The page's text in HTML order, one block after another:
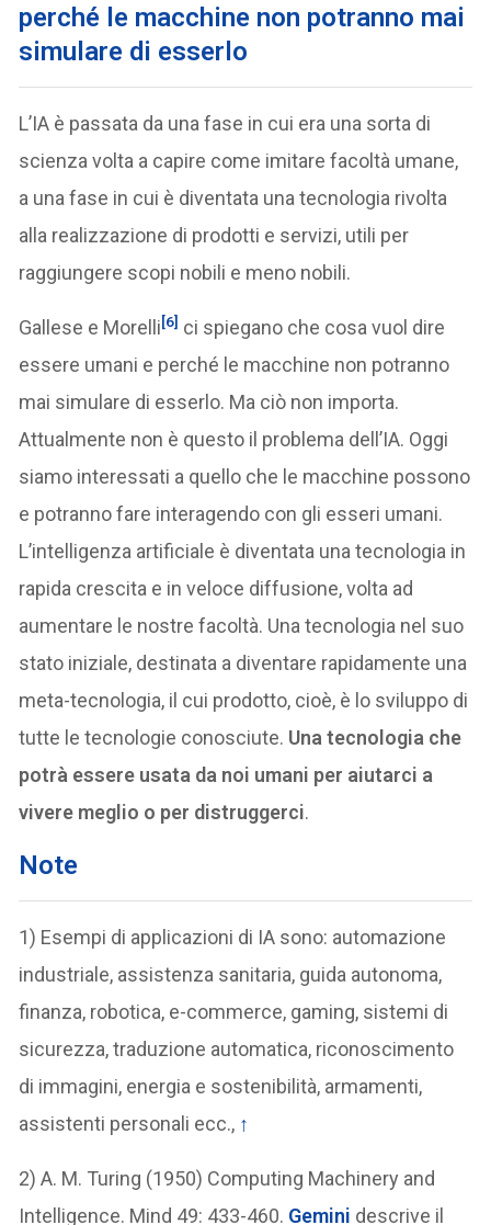
perché le macchine non potranno mai
simulare di esserlo
L’IA è passata da una fase in cui era una sorta di
scienza volta a capire come imitare facoltà umane,
a una fase in cui è diventata una tecnologia rivolta
alla realizzazione di prodotti e servizi, utili per
raggiungere scopi nobili e meno nobili.
Gallese e Morelli[6] ci spiegano che cosa vuol dire
essere umani e perché le macchine non potranno
mai simulare di esserlo. Ma ciò non importa.
Attualmente non è questo il problema dell’IA. Oggi
siamo interessati a quello che le macchine possono
e potranno fare interagendo con gli esseri umani.
L’intelligenza artificiale è diventata una tecnologia in
rapida crescita e in veloce diffusione, volta ad
aumentare le nostre facoltà. Una tecnologia nel suo
stato iniziale, destinata a diventare rapidamente una
meta-tecnologia, il cui prodotto, cioè, è lo sviluppo di
tutte le tecnologie conosciute. Una tecnologia che
potrà essere usata da noi umani per aiutarci a
vivere meglio o per distruggerci.
Note
1) Esempi di applicazioni di IA sono: automazione
industriale, assistenza sanitaria, guida autonoma,
finanza, robotica, e-commerce, gaming, sistemi di
sicurezza, traduzione automatica, riconoscimento
di immagini, energia e sostenibilità, armamenti,
assistenti personali ecc., ↑
2) A. M. Turing (1950) Computing Machinery and
Intelligence. Mind 49: 433-460. Gemini descrive il